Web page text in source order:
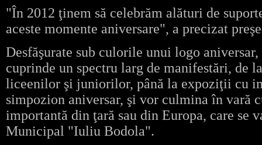
"În 2012 ţinem să celebrăm alături de
aceste momente aniversare", a precizat
Desfăşurate sub culorile unui logo
cuprinde un spectru larg de manifestări, de
liceenilor şi juniorilor, până la expoziţii cu
simpozion aniversar, şi vor culmina în vară
importantă din ţară sau din Europa, care se
Municipal "Iuliu Bodola".